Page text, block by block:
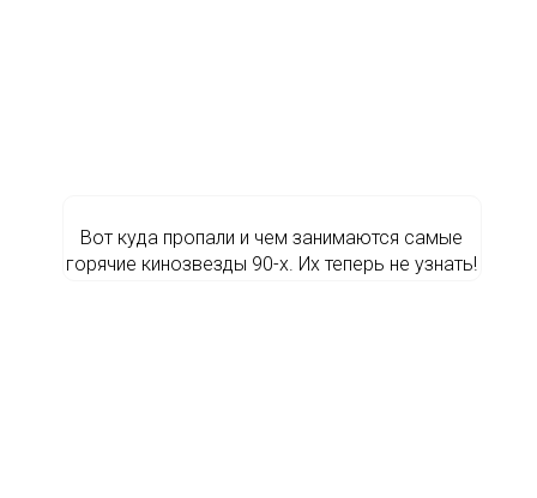
Вот куда пропали и чем занимаются самые
горячие кинозвезды 90-х. Их теперь не узнать!